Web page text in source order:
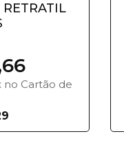
no Cartão de